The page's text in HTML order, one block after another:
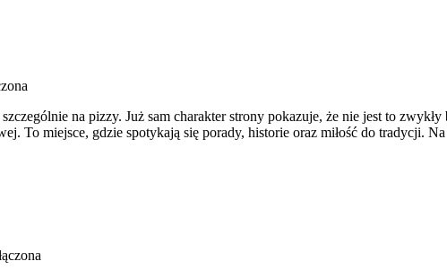
na pizzy. Już sam charakter strony pokazuje, że nie jest to
To miejsce, gdzie spotykają się porady, historie oraz miłość do tradycji.